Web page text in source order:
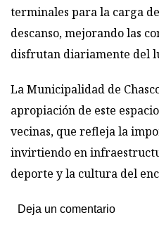
terminales para la carga
descanso, mejorando las
disfrutan diariamente del
La Municipalidad de
apropiación de este
vecinas, que refleja la
invirtiendo en
deporte y la cultura del
Deja un comentario